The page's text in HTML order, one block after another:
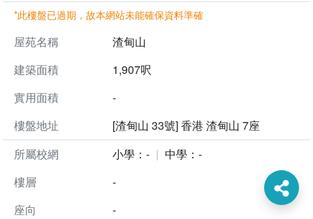
*此樓盤已過期，故本網站未能確保資料準確
屋苑名稱
渣甸山
建築面積
1,907呎
實用面積
-
樓盤地址
[渣甸山 33號] 香港 渣甸山 7座
所屬校網
小學：-
中學：-
樓層
-
座向
-